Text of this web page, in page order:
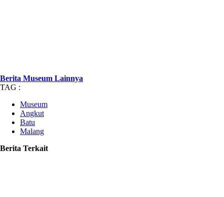
Berita Museum Lainnya
TAG :
Museum
Angkut
Batu
Malang
Berita Terkait